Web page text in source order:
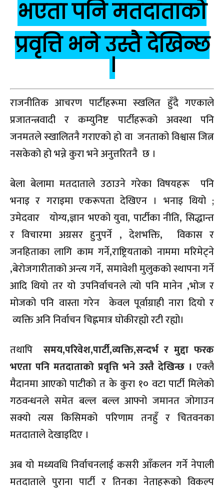
भएता पनि मतदाताको
प्रवृत्ति भने उस्तै देखिन्छ
।
राजनीतिक आचरण पार्टीहरूमा स्खलित हुँदै गएकाले
प्रजातन्त्रवादी र कम्युनिष्ट पार्टीहरूको अवस्था पनि
जनमतले स्खालितनै गराएको हो वा जनताको विश्वास जित्न
नसकेको हो भन्ने कुरा भने अनुत्तरितनै छ ।
बेला बेलामा मतदाताले उठाउने गरेका विषयहरू पनि
भनाइ र गराइमा एकरूपता देखिएन । भनाइ थियो ;
उमेदवार योग्य,ज्ञान भएको युवा, पार्टीका नीति, सिद्धान्त
र विचारमा अग्रसर हुनुपर्ने , देशभक्ति, विकास र
जनहिताका लागि काम गर्ने,राष्ट्रियताको नाममा मरिमेट्ने
,बेरोजगारीताको अन्त्य गर्ने, समावेशी मुलुकको स्थापना गर्ने
आदि थियो तर यो उपनिर्वाचनले त्यो पनि मानेन ,भोज र
मोजको पनि वास्ता गरेन केवल पूर्वाग्राही नारा दियो र
व्यक्ति अनि निर्वाचन चिह्नमात्र घोकीरह्यो रटी रह्यो।
तथापि
समय,परिवेश,पार्टी,व्यक्ति,सन्दर्भ र मुद्दा फरक
भएता पनि मतदाताको प्रवृत्ति भने उस्तै देखिन्छ । एक्लै
मैदानमा आएको पाटीको त के कुरा १० वटा पार्टी मिलेको
गठवन्धनले समेत बल्ल बल्ल आफ्नो जमानत जोगाउन
सक्यो त्यस किसिमको परिणाम तनहुँ र चितवनका
मतदाताले देखाइदिए ।
अब यो मध्यवधि निर्वाचनलाई कसरी आँकलन गर्ने नेपाली
मतदाताले पुराना पार्टी र तिनका नेताहरूको विकल्प